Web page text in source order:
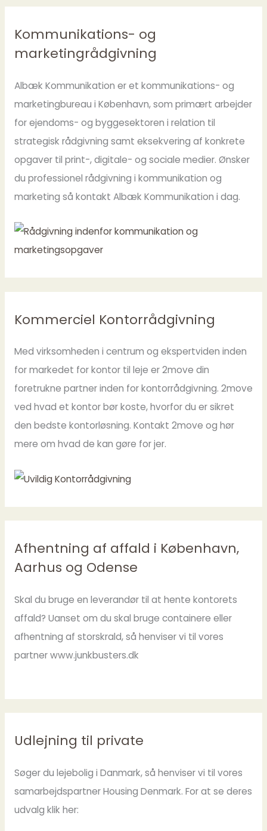
Kommunikations- og
marketingrådgivning
Albæk Kommunikation er et kommunikations- og
marketingbureau i København, som primært arbejder
for ejendoms- og byggesektoren i relation til
strategisk rådgivning samt eksekvering af konkrete
opgaver til print-, digitale- og sociale medier. Ønsker
du professionel rådgivning i kommunikation og
marketing så kontakt Albæk Kommunikation i dag.
Kommerciel Kontorrådgivning
Med virksomheden i centrum og ekspertviden inden
for markedet for kontor til leje er 2move din
foretrukne partner inden for kontorrådgivning. 2move
ved hvad et kontor bør koste, hvorfor du er sikret
den bedste kontorløsning. Kontakt 2move og hør
mere om hvad de kan gøre for jer.
Afhentning af affald i København,
Aarhus og Odense
Skal du bruge en leverandør til at hente kontorets
affald? Uanset om du skal bruge containere eller
afhentning af storskrald, så henviser vi til vores
partner www.junkbusters.dk
Udlejning til private
Søger du lejebolig i Danmark, så henviser vi til vores
samarbejdspartner Housing Denmark. For at se deres
udvalg klik her: